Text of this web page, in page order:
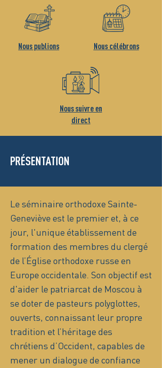
Nous publions Nous célébrons
Nous suivre en
direct
PRÉSENTATION
Le séminaire orthodoxe Sainte-
Geneviève est le premier et, à ce
jour, l'unique établissement de
formation des membres du clergé
de l’Église orthodoxe russe en
Europe occidentale. Son objectif est
d'aider le patriarcat de Moscou à
se doter de pasteurs polyglottes,
ouverts, connaissant leur propre
tradition et l’héritage des
chrétiens d’Occident, capables de
mener un dialogue de confiance